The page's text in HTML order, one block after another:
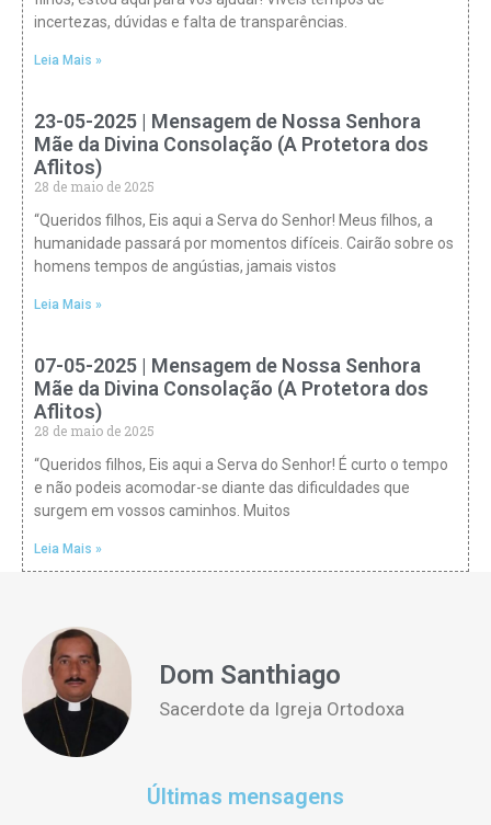
incertezas, dúvidas e falta de transparências.
Leia Mais »
23-05-2025 | Mensagem de Nossa Senhora
Mãe da Divina Consolação (A Protetora dos
Aflitos)
28 de maio de 2025
“Queridos filhos, Eis aqui a Serva do Senhor! Meus filhos, a
humanidade passará por momentos difíceis. Cairão sobre os
homens tempos de angústias, jamais vistos
Leia Mais »
07-05-2025 | Mensagem de Nossa Senhora
Mãe da Divina Consolação (A Protetora dos
Aflitos)
28 de maio de 2025
“Queridos filhos, Eis aqui a Serva do Senhor! É curto o tempo
e não podeis acomodar-se diante das dificuldades que
surgem em vossos caminhos. Muitos
Leia Mais »
Dom Santhiago
Sacerdote da Igreja Ortodoxa
Últimas mensagens